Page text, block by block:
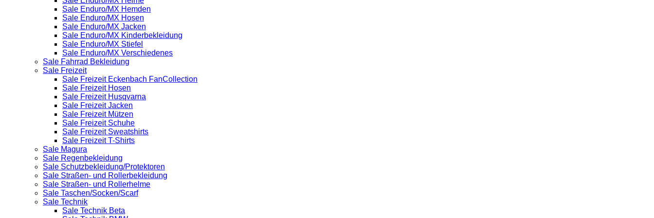
Sale Enduro/MX Hemden
Sale Enduro/MX Hosen
Sale Enduro/MX Jacken
Sale Enduro/MX Kinderbekleidung
Sale Enduro/MX Stiefel
Sale Enduro/MX Verschiedenes
Sale Fahrrad Bekleidung
Sale Freizeit
Sale Freizeit Eckenbach FanCollection
Sale Freizeit Hosen
Sale Freizeit Husqvarna
Sale Freizeit Jacken
Sale Freizeit Mützen
Sale Freizeit Schuhe
Sale Freizeit Sweatshirts
Sale Freizeit T-Shirts
Sale Magura
Sale Regenbekleidung
Sale Schutzbekleidung/Protektoren
Sale Straßen- und Rollerbekleidung
Sale Straßen- und Rollerhelme
Sale Taschen/Socken/Scarf
Sale Technik
Sale Technik Beta